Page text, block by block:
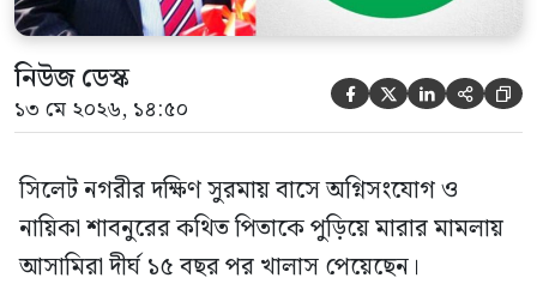
নিউজ ডেস্ক
১৩ মে ২০২৬, ১৪:৫০     
সিলেট নগরীর দক্ষিণ সুরমায় বাসে অগ্নিসংযোগ ও
নায়িকা শাবনুরের কথিত পিতাকে পুড়িয়ে মারার মামলায়
আসামিরা দীর্ঘ ১৫ বছর পর খালাস পেয়েছেন।